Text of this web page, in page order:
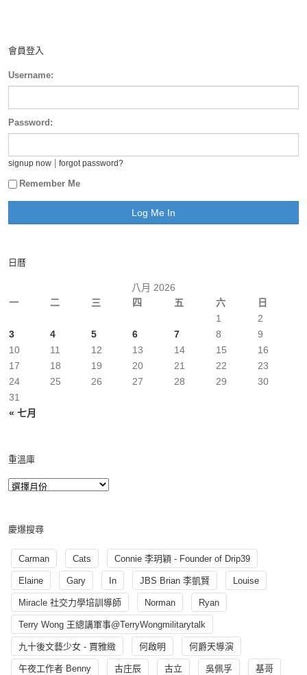
會員登入
Username:
Password:
signup now forgot password?
Remember Me
日曆
八月 2026
一
二 三 四 五 六 日
« 七月
1
2
3
4 5 6 7 8
9
10
11 12 13 14 15
16
17
18 19 20 21 22
23
24
25 26 27 28 29
30
31
重溫庫
慶爆搜尋
Carman Cats Connie 李玥穎 - Founder of Drip39
Elaine Gary In JBS Brian 李凱賢 Louise
Miracle 社交力學培訓導師 Norman Ryan
Terry Wong 王總講軍事@TerryWongmilitarytalk
九十後文藝少女 - 賈雅緻 何啟明 何爵天導演
午夜工作者 Benny 古庄辰 古立 吳佩孚 基哥